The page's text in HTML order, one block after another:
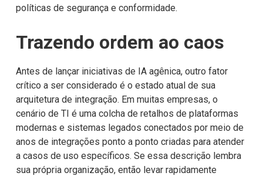
políticas de segurança e conformidade.
Trazendo ordem ao caos
Antes de lançar iniciativas de IA agênica, outro fator
crítico a ser considerado é o estado atual de sua
arquitetura de integração. Em muitas empresas, o
cenário de TI é uma colcha de retalhos de plataformas
modernas e sistemas legados conectados por meio de
anos de integrações ponto a ponto criadas para atender
a casos de uso específicos. Se essa descrição lembra
sua própria organização, então levar rapidamente